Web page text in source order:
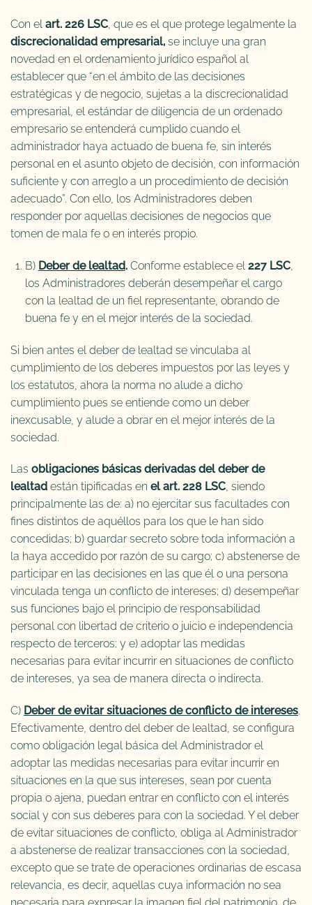
Con el art. 226 LSC, que es el que protege legalmente la
discrecionalidad empresarial, se incluye una gran
novedad en el ordenamiento jurídico español al
establecer que “en el ámbito de las decisiones
estratégicas y de negocio, sujetas a la discrecionalidad
empresarial, el estándar de diligencia de un ordenado
empresario se entenderá cumplido cuando el
administrador haya actuado de buena fe, sin interés
personal en el asunto objeto de decisión, con información
suficiente y con arreglo a un procedimiento de decisión
adecuado”. Con ello, los Administradores deben
responder por aquellas decisiones de negocios que
tomen de mala fe o en interés propio.
B) Deber de lealtad.Conforme establece el 227 LSC,
los Administradores deberán desempeñar el cargo
con la lealtad de un fiel representante, obrando de
buena fe y en el mejor interés de la sociedad.
Si bien antes el deber de lealtad se vinculaba al
cumplimiento de los deberes impuestos por las leyes y
los estatutos, ahora la norma no alude a dicho
cumplimiento pues se entiende como un deber
inexcusable, y alude a obrar en el mejor interés de la
sociedad.
Las obligaciones básicas derivadas del deber de
lealtad están tipificadas en el art. 228 LSC, siendo
principalmente las de: a) no ejercitar sus facultades con
fines distintos de aquéllos para los que le han sido
concedidas; b) guardar secreto sobre toda información a
la haya accedido por razón de su cargo; c) abstenerse de
participar en las decisiones en las que él o una persona
vinculada tenga un conflicto de intereses; d) desempeñar
sus funciones bajo el principio de responsabilidad
personal con libertad de criterio o juicio e independencia
respecto de terceros; y e) adoptar las medidas
necesarias para evitar incurrir en situaciones de conflicto
de intereses, ya sea de manera directa o indirecta.
C) Deber de evitar situaciones de conflicto de intereses.
Efectivamente, dentro del deber de lealtad, se configura
como obligación legal básica del Administrador el
adoptar las medidas necesarias para evitar incurrir en
situaciones en la que sus intereses, sean por cuenta
propia o ajena, puedan entrar en conflicto con el interés
social y con sus deberes para con la sociedad. Y el deber
de evitar situaciones de conflicto, obliga al Administrador
a abstenerse de realizar transacciones con la sociedad,
excepto que se trate de operaciones ordinarias de escasa
relevancia, es decir, aquellas cuya información no sea